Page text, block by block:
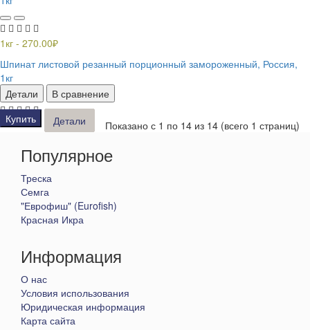
Купить Детали
Купить Детали
Купить Детали
Купить Детали
Купить Детали
Купить Детали
Купить Детали
Купить Детали
Купить Детали
Купить Детали
Купить Детали
Купить Детали
Купить Детали
1кг - 270.00₽
Шпинат листовой резанный порционный замороженный, Россия,
1кг
Детали
В сравнение
Купить
Детали Показано с 1 по 14 из 14 (всего 1 страниц)
Популярное
Треска
Семга
"Еврофиш" (Eurofish)
Красная Икра
Информация
О нас
Условия использования
Юридическая информация
Карта сайта